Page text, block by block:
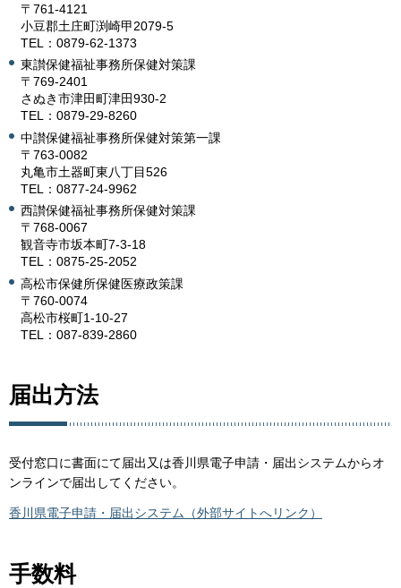
〒761-4121
小豆郡土庄町渕崎甲2079-5
TEL：0879-62-1373
東讃保健福祉事務所保健対策課
〒769-2401
さぬき市津田町津田930-2
TEL：0879-29-8260
中讃保健福祉事務所保健対策第一課
〒763-0082
丸亀市土器町東八丁目526
TEL：0877-24-9962
西讃保健福祉事務所保健対策課
〒768-0067
観音寺市坂本町7-3-18
TEL：0875-25-2052
高松市保健所保健医療政策課
〒760-0074
高松市桜町1-10-27
TEL：087-839-2860
届出方法
受付窓口に書面にて届出又は香川県電子申請・届出システムからオ
ンラインで届出してください。
香川県電子申請・届出システム（外部サイトへリンク）
手数料